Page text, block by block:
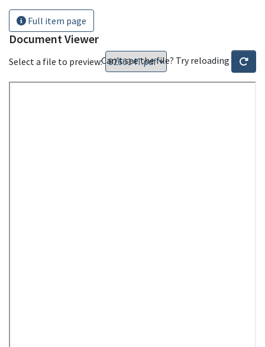
Full item page
Document Viewer
Select a file to preview:Can't see the file? Try reloading